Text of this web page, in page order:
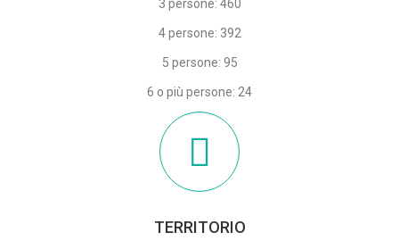
3 persone: 460
4 persone: 392
5 persone: 95
6 o più persone: 24
TERRITORIO